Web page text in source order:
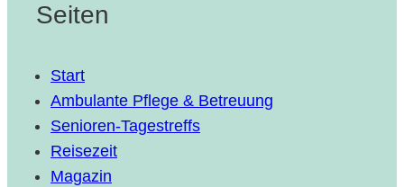
Seiten
Start
Ambulante Pflege & Betreuung
Senioren-Tagestreffs
Reisezeit
Magazin